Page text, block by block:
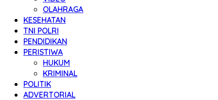
OLAHRAGA
KESEHATAN
TNI POLRI
PENDIDIKAN
PERISTIWA
HUKUM
KRIMINAL
POLITIK
ADVERTORIAL